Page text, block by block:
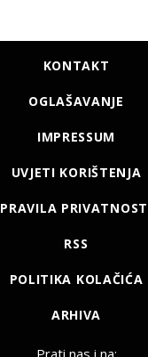
KONTAKT
OGLAŠAVANJE
IMPRESSUM
UVJETI KORIŠTENJA
PRAVILA
RSS
POLITIKA KOLAČIĆA
ARHIVA